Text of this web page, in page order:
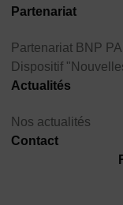
Partenariat
Partenariat BNP
Dispositif
Actualités
Nos actualités
Contact